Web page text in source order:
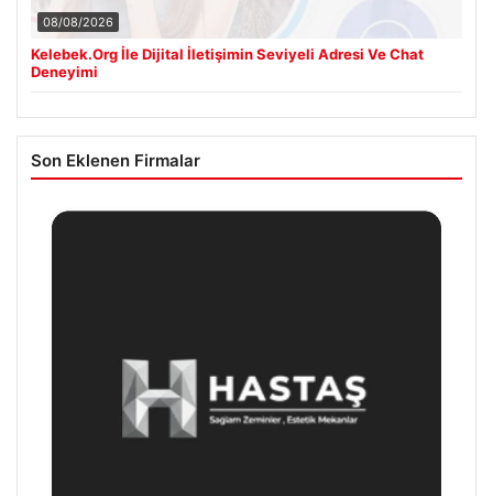
08/08/2026
Kelebek.Org İle Dijital İletişimin Seviyeli Adresi Ve Chat
Deneyimi
Son Eklenen Firmalar